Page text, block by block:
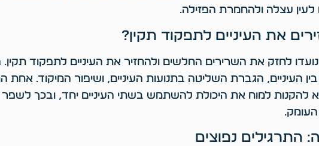
עצלה ולהחמרת הפזילה.
את העיניים לתפקוד תקין?
נועדו לחזק את השרירים החלשים ולהחזיר את העיניים לתפקוד תקין.
העיניים, הגברת השליטה בתנועות העיניים, ושיפור המיקוד. אחת
להקנות למוח את היכולת להשתמש בשתי העיניים יחד, ובכך
התרגילים נפוצים